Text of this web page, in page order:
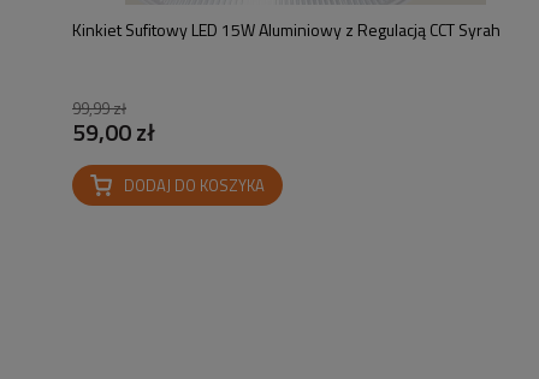
Kinkiet Sufitowy LED 15W Aluminiowy z Regulacją CCT Syrah
99,99 zł
59,00 zł
DODAJ DO KOSZYKA